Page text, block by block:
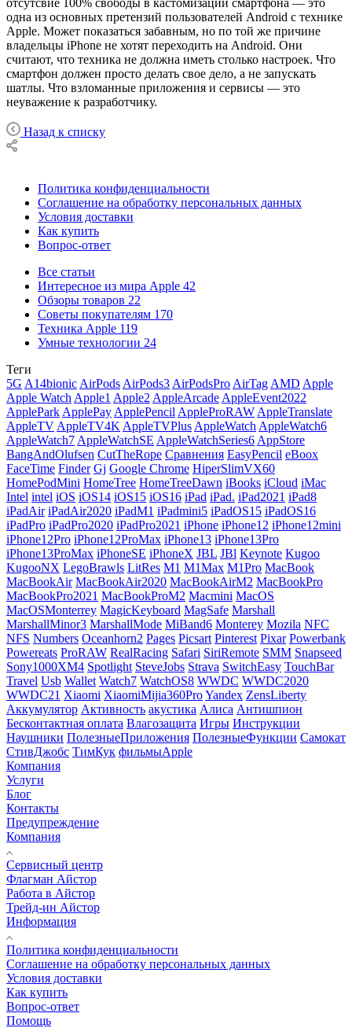
одна из основных претензий пользователей Android с технике
Apple. Может показаться забавным, но по той же причине
владельцы iPhone не хотят переходить на Android. Они
считают, что техника не должна иметь столько настроек. Что
смартфон должен просто делать свое дело, а не запускать
шатлы. Что взломанные приложения и сервисы — это
неуважение к разработчику.
Назад к списку
Политика конфиденциальности
Соглашение на обработку персональных данных
Условия доставки
Как купить
Вопрос-ответ
Все статьи
Интересное из мира Apple 42
Обзоры товаров 22
Советы покупателям 170
Техника Apple 119
Умные технологии 24
Теги
5G A14bionic AirPods AirPods3 AirPodsPro AirTag AMD Apple
Apple Watch Apple1 Apple2 AppleArcade AppleEvent2022
ApplePark ApplePay ApplePencil AppleProRAW AppleTranslate
AppleTV AppleTV4K AppleTVPlus AppleWatch AppleWatch6
AppleWatch7 AppleWatchSE AppleWatchSeries6 AppStore
BangAndOlufsen CutTheRope Cравнения EasyPencil eBoox
FaceTime Finder Gj Google Chrome HiperSlimVX60
HomePodMini HomeTree HomeTreeDawn iBooks iCloud iMac
Intel intel iOS iOS14 iOS15 iOS16 iPad iPad. iPad2021 iPad8
iPadAir iPadAir2020 iPadM1 iPadmini5 iPadOS15 iPadOS16
iPadPro iPadPro2020 iPadPro2021 iPhone iPhone12 iPhone12mini
iPhone12Pro iPhone12ProMax iPhone13 iPhone13Pro
iPhone13ProMax iPhoneSE iPhoneX JBL JBl Keynote Kugoo
KugooNX LegoBrawls LitRes M1 M1Max M1Pro MacBook
MacBookAir MacBookAir2020 MacBookAirM2 MacBookPro
MacBookPro2021 MacBookProM2 Macmini MacOS
MacOSMonterrey MagicKeyboard MagSafe Marshall
MarshallMinor3 MarshallMode MiBand6 Monterey Mozila NFC
NFS Numbers Oceanhorn2 Pages Picsart Pinterest Pixar Powerbank
Powereats ProRAW RealRacing Safari SiriRemote SMM Snapseed
Sony1000XM4 Spotlight SteveJobs Strava SwitchEasy TouchBar
Travel Usb Wallet Watch7 WatchOS8 WWDC WWDC2020
WWDC21 Xiaomi XiaomiMijia360ProYandex ZensLiberty
Аккумулятор Активность акустика Алиса Антишпион
Бесконтактная оплата Влагозащита Игры Инструкции
Наушники ПолезныеПриложения ПолезныеФункции Самокат
СтивДжобс ТимКук фильмыApple
Компания
Услуги
Блог
Контакты
Предупреждение
Компания
Сервисный центр
Флагман Айстор
Работа в Айстор
Трейд-ин Айстор
Информация
Политика конфиденциальности
Соглашение на обработку персональных данных
Условия доставки
Как купить
Вопрос-ответ
Помощь